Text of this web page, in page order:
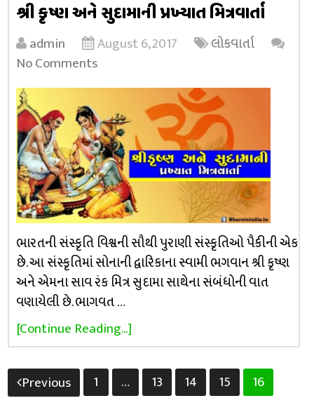
શ્રી કૃષ્ણ અને સુદામાની પ્રખ્યાત મિત્રવાર્તા
admin August 6, 2017
લોકવાર્તા
No Comments
ભારતની સંસ્કૃતિ વિશ્વની સૌથી પુરાણી સંસ્કૃતિઓ પૈકીની એક
છે. આ સંસ્કૃતિમાં સોનાની દ્વારિકાના સ્વામી ભગવાન શ્રી કૃષ્ણ
અને એમના સાવ રંક મિત્ર સુદામા સાથેના સંબંધોની વાત
વણાયેલી છે. ભાગવત …
[Continue Reading...]
Posts
pagination
Previous 1 … 13 14 15 16